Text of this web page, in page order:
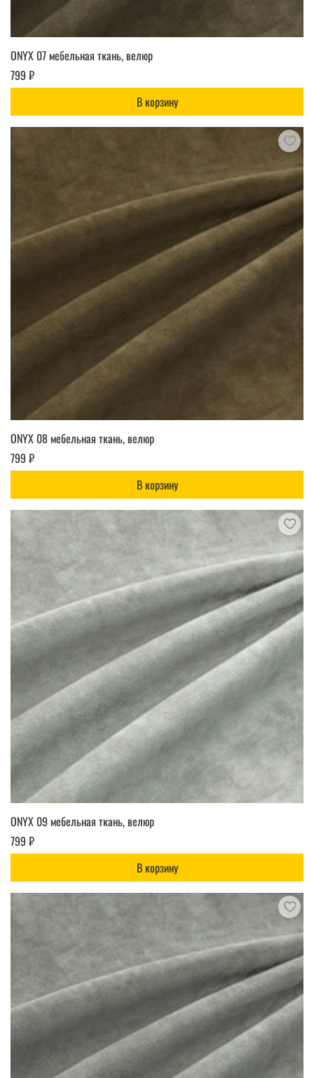
ONYX 07 мебельная ткань, велюр
799 ₽
В корзину
ONYX 08 мебельная ткань, велюр
799 ₽
В корзину
ONYX 09 мебельная ткань, велюр
799 ₽
В корзину